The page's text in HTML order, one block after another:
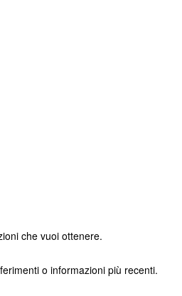
che vuoi ottenere.
o informazioni più recenti.